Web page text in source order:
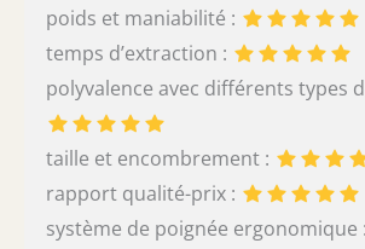
poids et maniabilité :
temps d’extraction :
polyvalence avec différents types
taille et encombrement :
rapport qualité-prix :
système de poignée ergonomique :